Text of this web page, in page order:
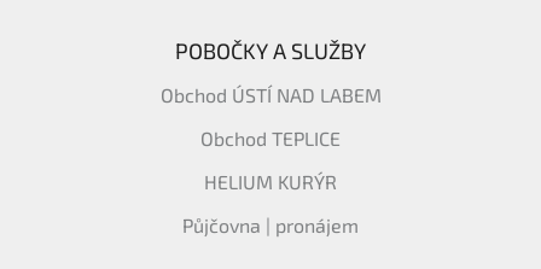
POBOČKY A SLUŽBY
Obchod ÚSTÍ NAD LABEM
Obchod TEPLICE
HELIUM KURÝR
Půjčovna | pronájem